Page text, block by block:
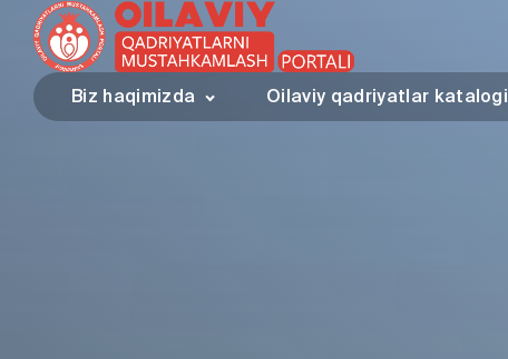
Biz haqimizda Oilaviy qadriyatlar katalogi